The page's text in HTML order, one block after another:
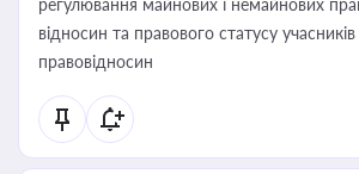
регулювання майнових і немайнових
відносин та правового статусу
правовідносин